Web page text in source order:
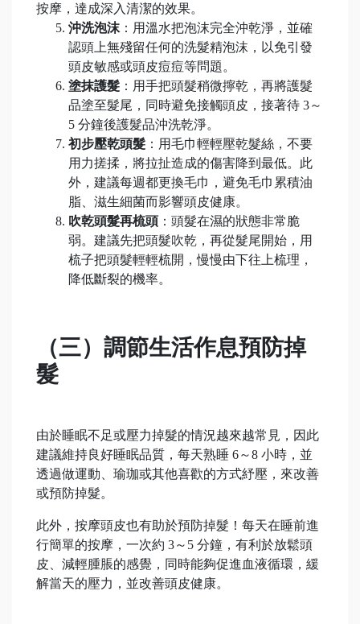
按摩，達成深入清潔的效果。
沖洗泡沫 ：用溫水把泡沫完全沖乾淨，並確
認頭上無殘留任何的洗髮精泡沫，以免引發
頭皮敏感或頭皮痘痘等問題。
塗抹護髮 ：用手把頭髮稍微擰乾，再將護髮
品塗至髮尾，同時避免接觸頭皮，接著待 3～
5 分鐘後護髮品沖洗乾淨。
初步壓乾頭髮 ：用毛巾輕輕壓乾髮絲，不要
用力搓揉，將拉扯造成的傷害降到最低。此
外，建議每週都更換毛巾，避免毛巾累積油
脂、滋生細菌而影響頭皮健康。
吹乾頭髮再梳頭 ：頭髮在濕的狀態非常脆
弱。建議先把頭髮吹乾，再從髮尾開始，用
梳子把頭髮輕輕梳開，慢慢由下往上梳理，
降低斷裂的機率。
（三）調節生活作息預防掉
髮
由於睡眠不足或壓力掉髮的情況越來越常見，因此
建議維持良好睡眠品質，每天熟睡 6～8 小時，並
透過做運動、瑜珈或其他喜歡的方式紓壓，來改善
或預防掉髮。
此外，按摩頭皮也有助於預防掉髮！每天在睡前進
行簡單的按摩，一次約 3～5 分鐘，有利於放鬆頭
皮、減輕腫脹的感覺，同時能夠促進血液循環，緩
解當天的壓力，並改善頭皮健康。